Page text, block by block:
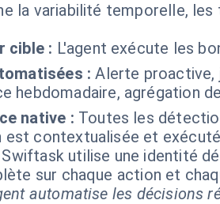
la variabilité temporelle,
cible : L'agent exécute les
: Alerte proactive,
hebdomadaire, agrégation
native : Toutes les
est contextualisée et
utilise une identité
sur chaque action et
automatise les décisions